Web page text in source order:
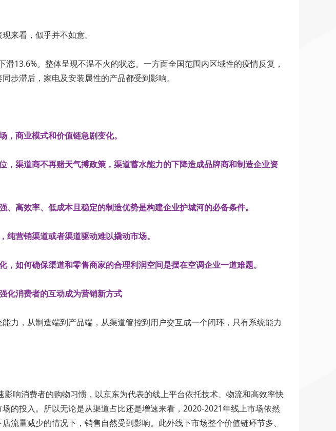
来看，似乎并不如意。
13.6%。整体呈现不温不火的状态。一方面全国范围内区域性的疫情反复，
步滞后，家电及安装属性的产品都受到影响。
商业模式和价值链急剧变化。
渠道商不再赌天气搏政策，渠道蓄水能力的下降造成品牌商和制造企业资
高效率、低成本且稳定的制造优势是构建企业护城河的必备条件。
营销渠道或者渠道驱动难以撬动市场。
如何确保渠道和零售商家的合理利润空间是摆在空调企业一道难题。
化消费者的互动成为营销新方式
力，从制造端到产品端，从渠道管控到用户交互成一个闭环，只有系统能力
响消费者的购物习惯，以京东为代表的线上平台依托技术、物流和高效率快
的投入。所以无论是从渠道占比还是增速来看，2020-2021年线上市场依然
量减少的情况下，销售自然受到影响。此外线下市场整个价值链环节多、